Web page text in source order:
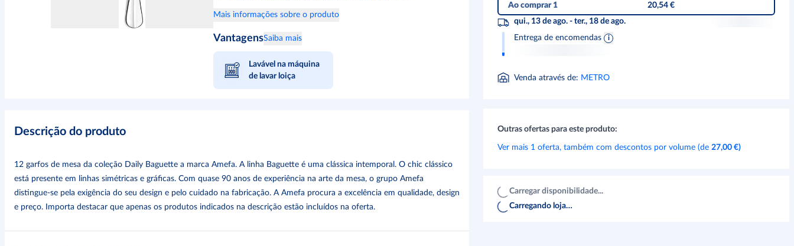
Mais informações sobre o produto
VantagensSaiba mais
Lavável na máquina
de lavar loiça
Descrição do produto
12 garfos de mesa da coleção Daily Baguette a marca Amefa. A linha Baguette é uma clássica intemporal. O chic clássico
está presente em linhas simétricas e gráficas. Com quase 90 anos de experiência na arte da mesa, o grupo Amefa
distingue-se pela exigência do seu design e pelo cuidado na fabricação. A Amefa procura a excelência em qualidade, design
e preço. Importa destacar que apenas os produtos indicados na descrição estão incluídos na oferta.
Ao comprar 1
20,54 €
qui., 13 de ago. - ter., 18 de ago.
Entrega de encomendas
Venda através de: METRO
Outras ofertas para este produto:
Ver mais 1 oferta, também com descontos por volume (de27,00 €)
Carregar disponibilidade...
Carregando loja…